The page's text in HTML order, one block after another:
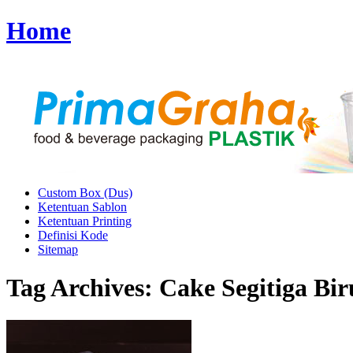
Home
Custom Box (Dus)
Ketentuan Sablon
Ketentuan Printing
Definisi Kode
Sitemap
Tag Archives: Cake Segitiga